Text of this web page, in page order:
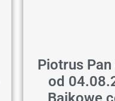
Piotrus
od